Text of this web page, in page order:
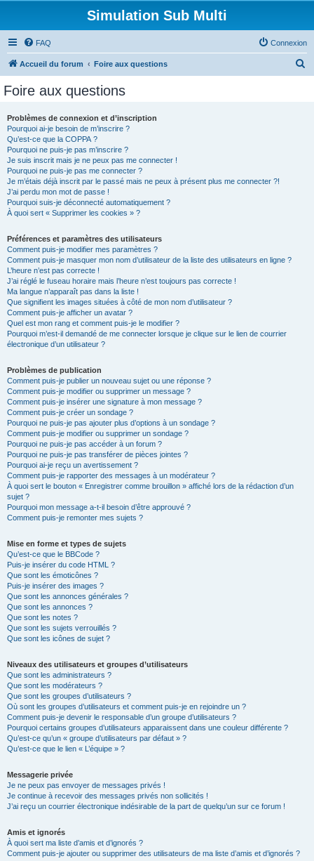
Simulation Sub Multi
FAQ Connexion
Accueil du forum Foire aux questions
Foire aux questions
Problèmes de connexion et d’inscription
Pourquoi ai-je besoin de m’inscrire ?
Qu’est-ce que la COPPA ?
Pourquoi ne puis-je pas m’inscrire ?
Je suis inscrit mais je ne peux pas me connecter !
Pourquoi ne puis-je pas me connecter ?
Je m’étais déjà inscrit par le passé mais ne peux à présent plus me connecter ?!
J’ai perdu mon mot de passe !
Pourquoi suis-je déconnecté automatiquement ?
À quoi sert « Supprimer les cookies » ?
Préférences et paramètres des utilisateurs
Comment puis-je modifier mes paramètres ?
Comment puis-je masquer mon nom d’utilisateur de la liste des utilisateurs en ligne ?
L’heure n’est pas correcte !
J’ai réglé le fuseau horaire mais l’heure n’est toujours pas correcte !
Ma langue n’apparaît pas dans la liste !
Que signifient les images situées à côté de mon nom d’utilisateur ?
Comment puis-je afficher un avatar ?
Quel est mon rang et comment puis-je le modifier ?
Pourquoi m’est-il demandé de me connecter lorsque je clique sur le lien de courrier
électronique d’un utilisateur ?
Problèmes de publication
Comment puis-je publier un nouveau sujet ou une réponse ?
Comment puis-je modifier ou supprimer un message ?
Comment puis-je insérer une signature à mon message ?
Comment puis-je créer un sondage ?
Pourquoi ne puis-je pas ajouter plus d’options à un sondage ?
Comment puis-je modifier ou supprimer un sondage ?
Pourquoi ne puis-je pas accéder à un forum ?
Pourquoi ne puis-je pas transférer de pièces jointes ?
Pourquoi ai-je reçu un avertissement ?
Comment puis-je rapporter des messages à un modérateur ?
À quoi sert le bouton « Enregistrer comme brouillon » affiché lors de la rédaction d’un
sujet ?
Pourquoi mon message a-t-il besoin d’être approuvé ?
Comment puis-je remonter mes sujets ?
Mise en forme et types de sujets
Qu’est-ce que le BBCode ?
Puis-je insérer du code HTML ?
Que sont les émoticônes ?
Puis-je insérer des images ?
Que sont les annonces générales ?
Que sont les annonces ?
Que sont les notes ?
Que sont les sujets verrouillés ?
Que sont les icônes de sujet ?
Niveaux des utilisateurs et groupes d’utilisateurs
Que sont les administrateurs ?
Que sont les modérateurs ?
Que sont les groupes d’utilisateurs ?
Où sont les groupes d’utilisateurs et comment puis-je en rejoindre un ?
Comment puis-je devenir le responsable d’un groupe d’utilisateurs ?
Pourquoi certains groupes d’utilisateurs apparaissent dans une couleur différente ?
Qu’est-ce qu’un « groupe d’utilisateurs par défaut » ?
Qu’est-ce que le lien « L’équipe » ?
Messagerie privée
Je ne peux pas envoyer de messages privés !
Je continue à recevoir des messages privés non sollicités !
J’ai reçu un courrier électronique indésirable de la part de quelqu’un sur ce forum !
Amis et ignorés
À quoi sert ma liste d’amis et d’ignorés ?
Comment puis-je ajouter ou supprimer des utilisateurs de ma liste d’amis et d’ignorés ?